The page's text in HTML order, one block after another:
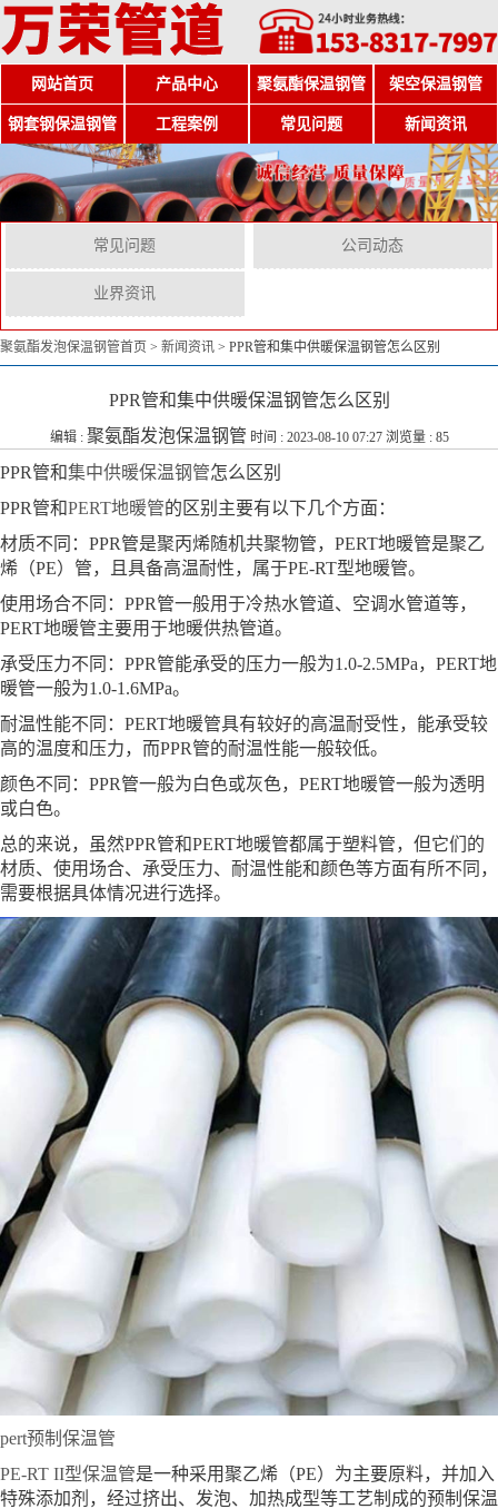
网站首页 产品中心 聚氨酯保温钢管 架空保温钢管
钢套钢保温钢管 工程案例 常见问题 新闻资讯
常见问题 公司动态
业界资讯
聚氨酯发泡保温钢管首页 > 新闻资讯 > PPR管和集中供暖保温钢管怎么区别
PPR管和集中供暖保温钢管怎么区别
编辑 : 聚氨酯发泡保温钢管 时间 : 2023-08-10 07:27 浏览量 : 85
PPR管和集中供暖保温钢管怎么区别
PPR管和PERT地暖管的区别主要有以下几个方面：
材质不同：PPR管是聚丙烯随机共聚物管，PERT地暖管是聚乙
烯（PE）管，且具备高温耐性，属于PE-RT型地暖管。
使用场合不同：PPR管一般用于冷热水管道、空调水管道等，
PERT地暖管主要用于地暖供热管道。
承受压力不同：PPR管能承受的压力一般为1.0-2.5MPa，PERT地
暖管一般为1.0-1.6MPa。
耐温性能不同：PERT地暖管具有较好的高温耐受性，能承受较
高的温度和压力，而PPR管的耐温性能一般较低。
颜色不同：PPR管一般为白色或灰色，PERT地暖管一般为透明
或白色。
总的来说，虽然PPR管和PERT地暖管都属于塑料管，但它们的
材质、使用场合、承受压力、耐温性能和颜色等方面有所不同，
需要根据具体情况进行选择。
pert预制保温管
PE-RT II型保温管是一种采用聚乙烯（PE）为主要原料，并加入
特殊添加剂，经过挤出、发泡、加热成型等工艺制成的预制保温